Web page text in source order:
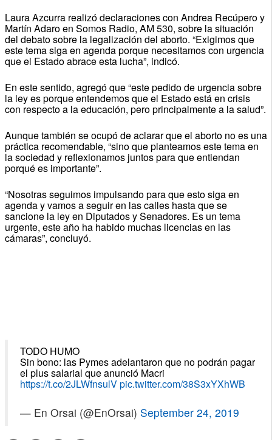
Laura Azcurra realizó declaraciones con Andrea Recúpero y
Martín Adaro en Somos Radio, AM 530, sobre la situación
del debato sobre la legalización del aborto. “Exigimos que
este tema siga en agenda porque necesitamos con urgencia
que el Estado abrace esta lucha”, indicó.
En este sentido, agregó que “este pedido de urgencia sobre
la ley es porque entendemos que el Estado está en crisis
con respecto a la educación, pero principalmente a la salud”.
Aunque también se ocupó de aclarar que el aborto no es una
práctica recomendable, “sino que planteamos este tema en
la sociedad y reflexionamos juntos para que entiendan
porqué es importante”.
“Nosotras seguimos impulsando para que esto siga en
agenda y vamos a seguir en las calles hasta que se
sancione la ley en Diputados y Senadores. Es un tema
urgente, este año ha habido muchas licencias en las
cámaras”, concluyó.
TODO HUMO
Sin bono: las Pymes adelantaron que no podrán pagar
el plus salarial que anunció Macri
https://t.co/2JLWfnsulVpic.twitter.com/38S3xYXhWB
— En Orsai (@EnOrsai) September 24, 2019